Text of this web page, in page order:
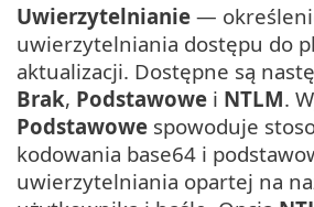
Uwierzytelnianie —
uwierzytelniania dostępu do
aktualizacji. Dostępne są
Brak, Podstawowe i NTLM.
Podstawowe spowoduje
kodowania base64 i
uwierzytelniania opartej na